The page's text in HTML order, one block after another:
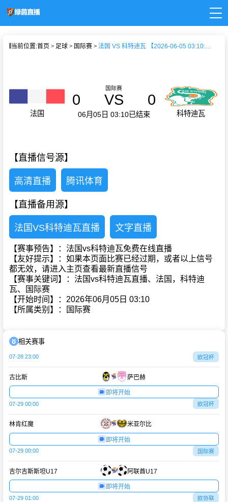
当前位置:首页 足球 国际赛 法国 VS 科特迪瓦 【2026-06-05 03:10:00】
法国
国际赛
0 VS 0
06月05日 03:10已结束 科特迪瓦
【直播信号源】
高清直播 腾讯体育
【直播备用源】
法国VS科特迪瓦直播 文字直播
【赛事预告】：法国vs科特迪瓦免费在线直播
【友好提示】：如果本页面比赛已经过期，或者以上信号
都无效，请进入主页查看最新直播信号
【赛事关键词】：法国vs科特迪瓦直播、法国，科特迪
瓦、国际赛
【开始时间】：2026年06月05日 03:10
【所属类别】：国际赛
相关赛事
07-28 23:00 欧冠杯
古比斯 萨巴赫
即将开始
07-29 00:00 欧冠杯
林肯红魔 米亚尔比
即将开始
07-29 00:00 国际赛
吉尔吉斯斯坦U17 阿联酋U17
即将开始
07-29 01:00 欧协联